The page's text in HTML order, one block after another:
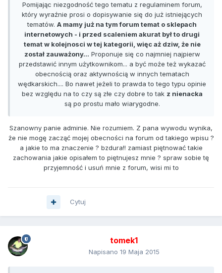
Pomijając niezgodność tego tematu z regulaminem forum,
który wyraźnie prosi o dopisywanie się do już istniejących
tematów. A mamy już na tym forum temat o sklepach
internetowych - i przed scaleniem akurat był to drugi
temat w kolejnosci w tej kategorii, więc aż dziw, że nie
został zauważony... Proponuje się co najmniej najpierw
przedstawić innym użytkownikom... a być może też wykazać
obecnością oraz aktywnością w innych tematach
wędkarskich.... Bo nawet jeżeli to prawda to tego typu opinie
bez względu na to czy są złe czy dobre to tak z nienacka
są po prostu mało wiarygodne.
Szanowny panie adminie. Nie rozumiem. Z pana wywodu wynika,
że nie mogę zacząć mojej obecności na forum od takiego wpisu ?
a jakie to ma znaczenie ? bzdura!! zamiast piętnować takie
zachowania jakie opisałem to piętnujesz mnie ? spraw sobie tę
przyjemność i usuń mnie z forum, wisi mi to
Cytuj
tomek1
Napisano 19 Maja 2015